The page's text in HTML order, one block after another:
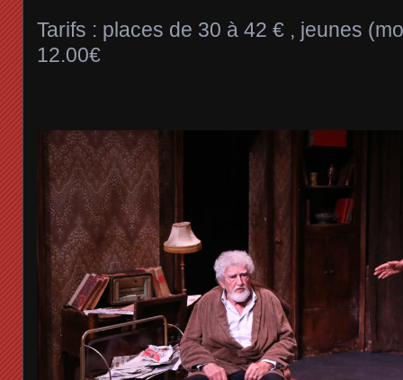
Tarifs : places de 30 à 42 € , jeunes
12.00€